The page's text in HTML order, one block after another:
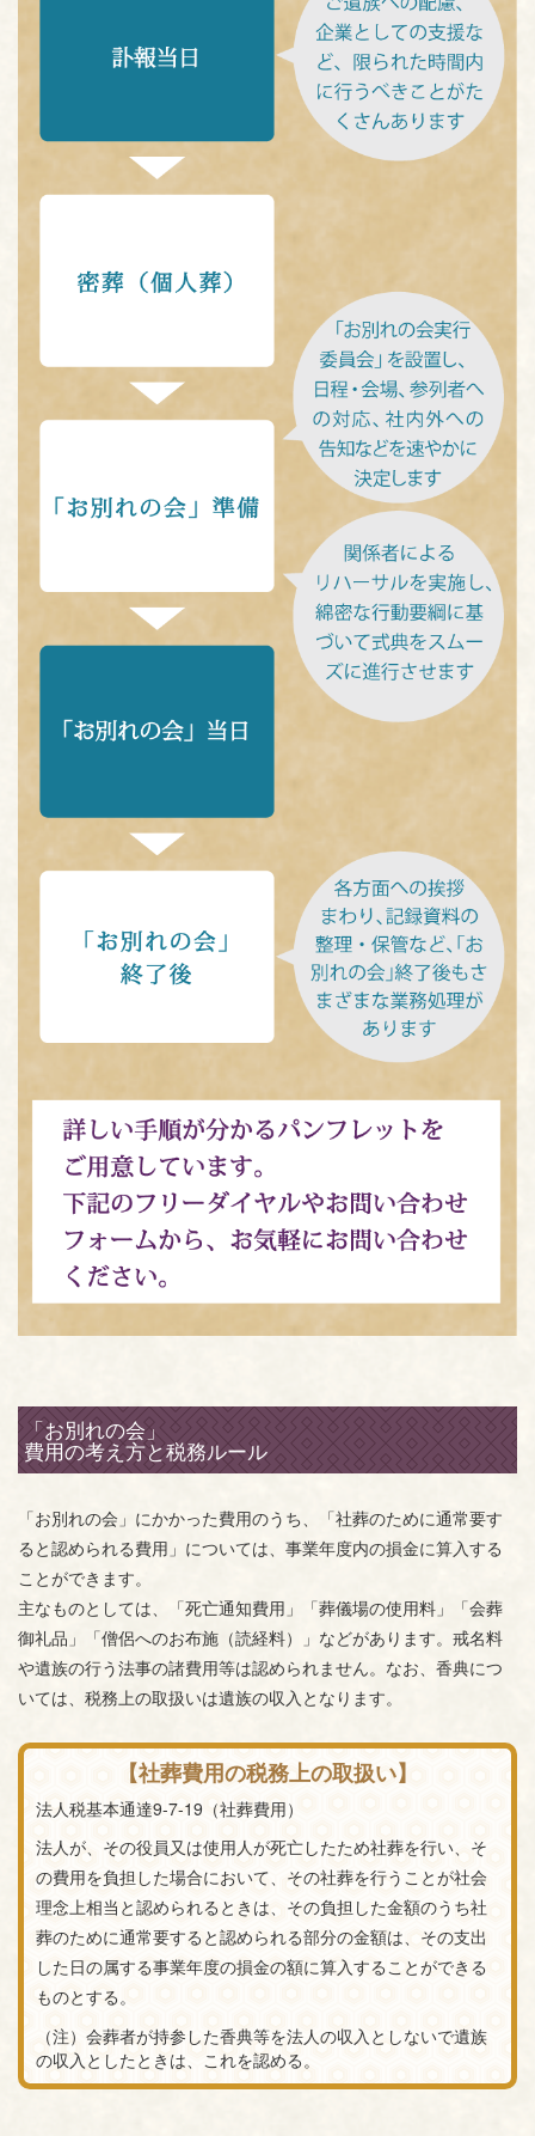
「お別れの会」
費用の考え方と税務ルール
「お別れの会」にかかった費用のうち、「社葬のために通常要す
ると認められる費用」については、事業年度内の損金に算入する
ことができます。
主なものとしては、「死亡通知費用」「葬儀場の使用料」「会葬
御礼品」「僧侶へのお布施（読経料）」などがあります。戒名料
や遺族の行う法事の諸費用等は認められません。なお、香典につ
いては、税務上の取扱いは遺族の収入となります。
【社葬費用の税務上の取扱い】
法人税基本通達9-7-19（社葬費用）
法人が、その役員又は使用人が死亡したため社葬を行い、そ
の費用を負担した場合において、その社葬を行うことが社会
理念上相当と認められるときは、その負担した金額のうち社
葬のために通常要すると認められる部分の金額は、その支出
した日の属する事業年度の損金の額に算入することができる
ものとする。
（注）会葬者が持参した香典等を法人の収入としないで遺族
の収入としたときは、これを認める。